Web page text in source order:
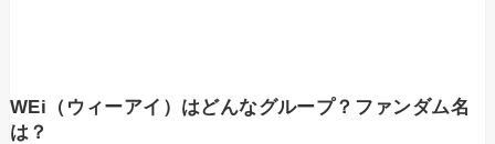
WEi（ウィーアイ）はどんなグループ？ファンダム名
は？